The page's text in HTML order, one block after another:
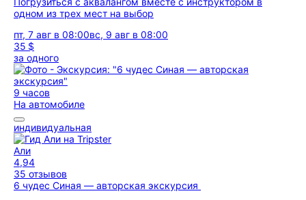
одном из трех мест на выбор
пт, 7 авг в 08:00вс, 9 авг в 08:00
35 $
за одного
9 часов
На автомобиле
индивидуальная
Али
4,94
35 отзывов
6 чудес Синая — авторская экскурсия